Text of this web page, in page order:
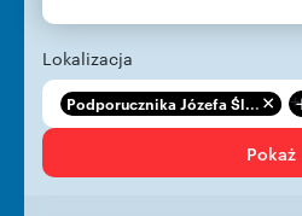
Lokalizacja
Podporucznika Józefa Śl... +
Pokaż